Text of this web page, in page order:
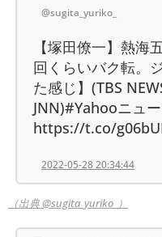
@sugita_yuriko_
【塚田僚一】熱海
回くらいバク転。
た感じ】(TBS
JNN)#Yahooニュ
https://t.co/
2022-05-28 20:34:44
（出典 @sugita_yuriko_）